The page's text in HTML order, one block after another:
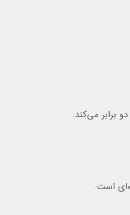
برابر می‌کند.
است.